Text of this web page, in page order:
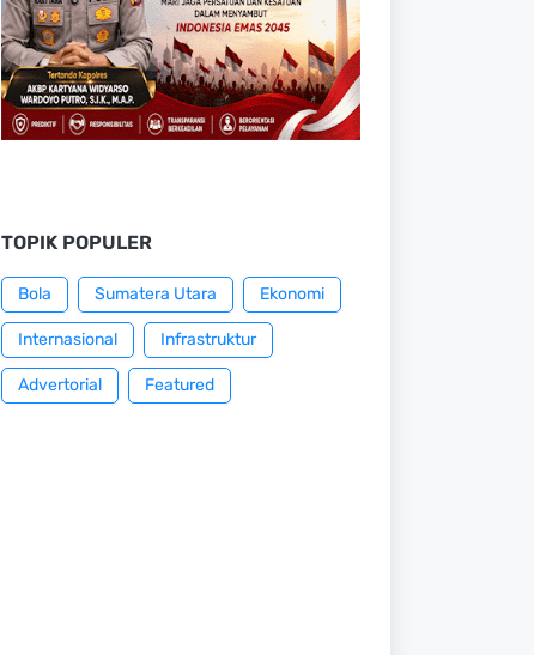
TOPIK POPULER
Bola Sumatera Utara Ekonomi
Internasional Infrastruktur
Advertorial Featured